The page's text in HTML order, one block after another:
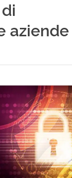
aziende